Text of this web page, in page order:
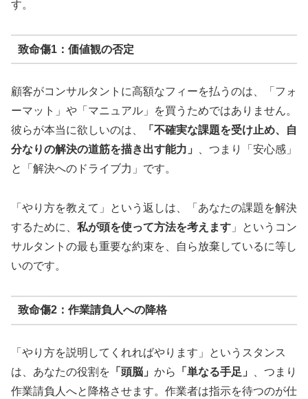
す。
致命傷1：価値観の否定
顧客がコンサルタントに高額なフィーを払うのは、「フォ
ーマット」や「マニュアル」を買うためではありません。
彼らが本当に欲しいのは、
「不確実な課題を受け止め、自
分なりの解決の道筋を描き出す能力」
、つまり「安心感」
と「解決へのドライブ力」です。
「やり方を教えて」という返しは、「あなたの課題を解決
するために、 私が頭を使って方法を考えます 」というコン
サルタントの最も重要な約束を、自ら放棄しているに等し
いのです。
致命傷2：作業請負人への降格
「やり方を説明してくれればやります」というスタンス
は、あなたの役割を 「頭脳」 から 「単なる手足」
、つまり
作業請負人へと降格させます。作業者は指示を待つのが仕